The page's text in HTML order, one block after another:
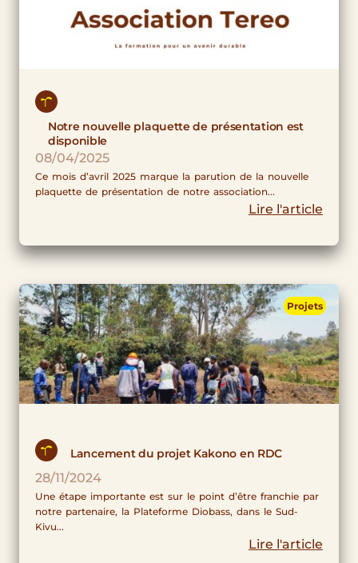
Notre nouvelle plaquette de présentation est
disponible
08/04/2025
Ce mois d’avril 2025 marque la parution de la nouvelle
plaquette de présentation de notre association...
Lire l'article
Lancement du projet Kakono en RDC
28/11/2024
Une étape importante est sur le point d’être franchie par
notre partenaire, la Plateforme Diobass, dans le Sud-
Kivu...
Lire l'article
Projets